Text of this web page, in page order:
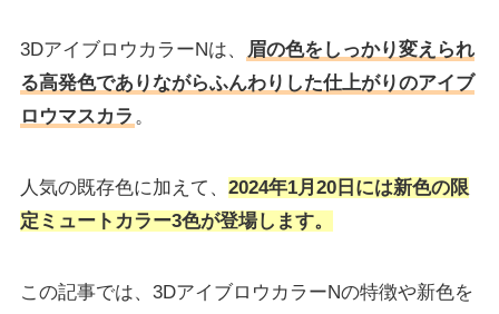
3DアイブロウカラーNは、
眉の色をしっかり変えられ
る高発色でありながらふんわりした仕上がりのアイブ
ロウマスカラ 。
人気の既存色に加えて、 2024年1月20日には新色の限
定ミュートカラー3色が登場します。
この記事では、3DアイブロウカラーNの特徴や新色を